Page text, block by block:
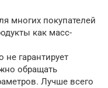
многих покупателей
как масс-
гарантирует
обращать
Лучше всего